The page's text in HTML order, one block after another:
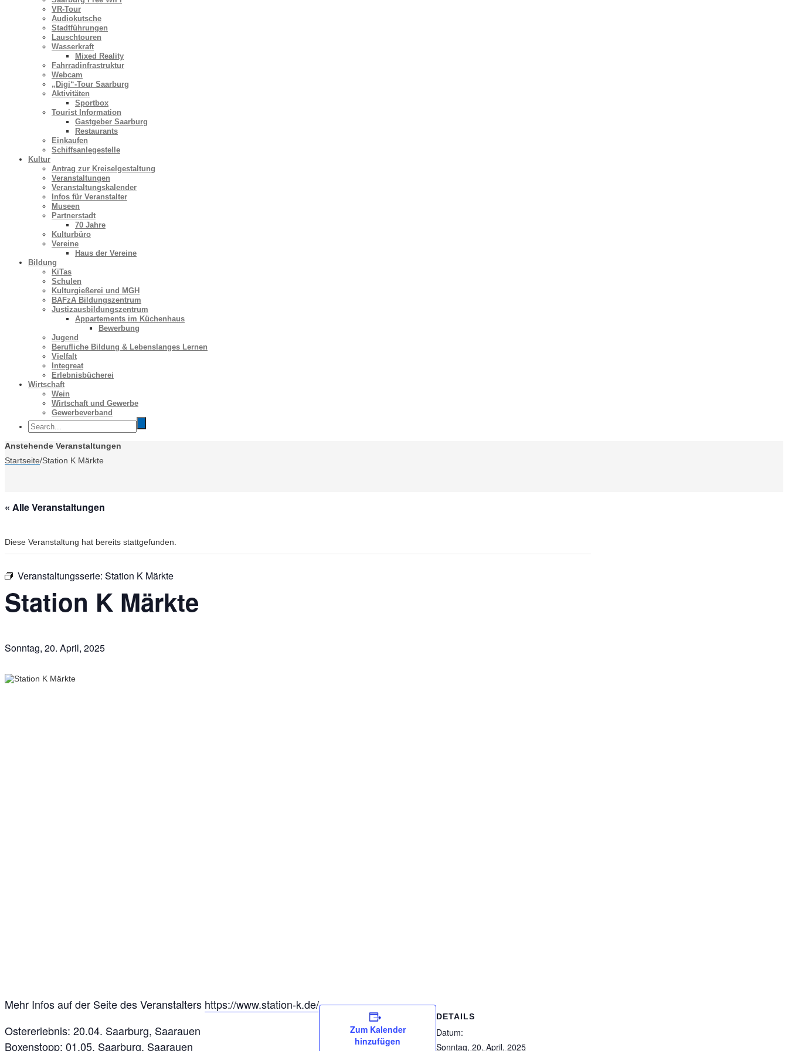
VR-Tour
Audiokutsche
Stadtführungen
Lauschtouren
Wasserkraft
Mixed Reality
Fahrradinfrastruktur
Webcam
„Digi“-Tour Saarburg
Aktivitäten
Sportbox
Tourist Information
Gastgeber Saarburg
Restaurants
Einkaufen
Schiffsanlegestelle
Kultur
Antrag zur Kreiselgestaltung
Veranstaltungen
Veranstaltungskalender
Infos für Veranstalter
Museen
Partnerstadt
70 Jahre
Kulturbüro
Vereine
Haus der Vereine
Bildung
KiTas
Schulen
Kulturgießerei und MGH
BAFzA Bildungszentrum
Justizausbildungszentrum
Appartements im Küchenhaus
Bewerbung
Jugend
Berufliche Bildung & Lebenslanges Lernen
Vielfalt
Integreat
Erlebnisbücherei
Wirtschaft
Wein
Wirtschaft und Gewerbe
Gewerbeverband
Anstehende Veranstaltungen
Startseite/Station K Märkte
« Alle Veranstaltungen
Diese Veranstaltung hat bereits stattgefunden.
Veranstaltungsserie: Station K Märkte
Station K Märkte
Sonntag, 20. April, 2025
Mehr Infos auf der Seite des Veranstalters https://www.station-k.de/
Ostererlebnis: 20.04. Saarburg, Saarauen
Boxenstopp: 01.05. Saarburg, Saarauen
Zum Kalender
hinzufügen
DETAILS
Datum:
Sonntag, 20. April, 2025